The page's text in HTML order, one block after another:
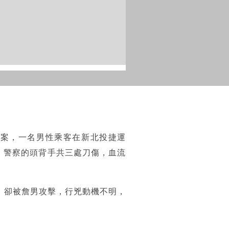
，一名男性乘客在新北投捷運
察的頭背手共三處刀傷，血流
被詹男攻擊，行兇動機不明，